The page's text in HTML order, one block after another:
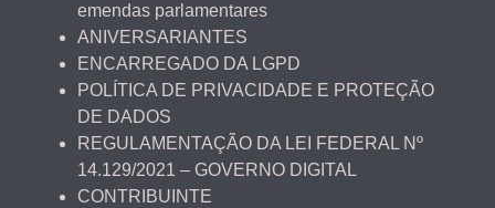
emendas parlamentares
ANIVERSARIANTES
ENCARREGADO DA LGPD
POLÍTICA DE PRIVACIDADE E PROTEÇÃO
DE DADOS
REGULAMENTAÇÃO DA LEI FEDERAL Nº
14.129/2021 – GOVERNO DIGITAL
CONTRIBUINTE